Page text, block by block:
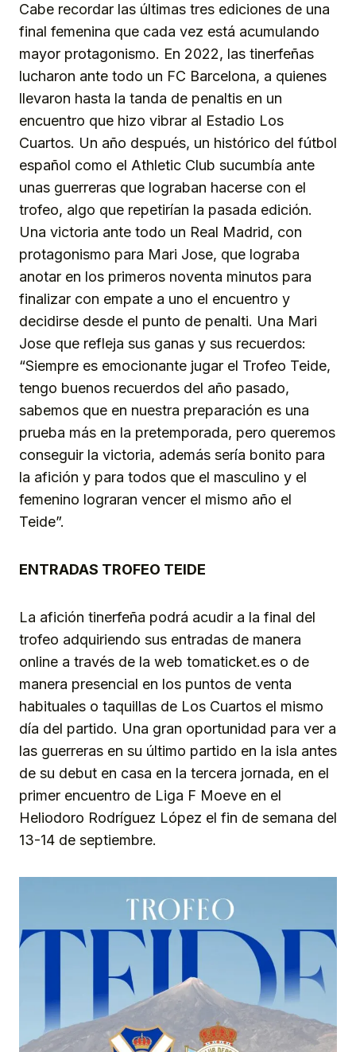
Cabe recordar las últimas tres ediciones de una
final femenina que cada vez está acumulando
mayor protagonismo. En 2022, las tinerfeñas
lucharon ante todo un FC Barcelona, a quienes
llevaron hasta la tanda de penaltis en un
encuentro que hizo vibrar al Estadio Los
Cuartos. Un año después, un histórico del fútbol
español como el Athletic Club sucumbía ante
unas guerreras que lograban hacerse con el
trofeo, algo que repetirían la pasada edición.
Una victoria ante todo un Real Madrid, con
protagonismo para Mari Jose, que lograba
anotar en los primeros noventa minutos para
finalizar con empate a uno el encuentro y
decidirse desde el punto de penalti. Una Mari
Jose que refleja sus ganas y sus recuerdos:
“Siempre es emocionante jugar el Trofeo Teide,
tengo buenos recuerdos del año pasado,
sabemos que en nuestra preparación es una
prueba más en la pretemporada, pero queremos
conseguir la victoria, además sería bonito para
la afición y para todos que el masculino y el
femenino lograran vencer el mismo año el
Teide”.
ENTRADAS TROFEO TEIDE
La afición tinerfeña podrá acudir a la final del
trofeo adquiriendo sus entradas de manera
online a través de la web tomaticket.es o de
manera presencial en los puntos de venta
habituales o taquillas de Los Cuartos el mismo
día del partido. Una gran oportunidad para ver a
las guerreras en su último partido en la isla antes
de su debut en casa en la tercera jornada, en el
primer encuentro de Liga F Moeve en el
Heliodoro Rodríguez López el fin de semana del
13-14 de septiembre.